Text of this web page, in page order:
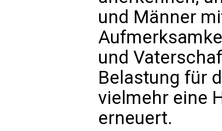
und Männer
und
Belastung für
vielmehr eine
erneuert.